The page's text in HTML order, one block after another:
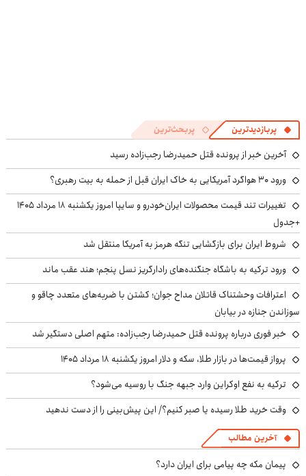
پربازدیدترین پربحث‌ترین
آخرین خبر از پرونده قتل حمیدرضا رجب‌زاده رسید
ورود ۳۰ هواگرد آمریکایی به خاک ایران قبل از حمله به بیت رهبری؟
تغییرات تند قیمت محصولات ایران‌خودرو و سایپا امروز یکشنبه ۱۸ مرداد ۱۴۰۵
+جدول
شروط ایران برای بازگشایی تنگه هرمز به آمریکا منتقل شد
ورود ترکیه به باشگاه جنگنده‌های رادارگریز نسل پنجم؛ هند عقب ماند
اعترافات وحشتناک قاتلان مداح جوان؛ کشتن با ضربه‌های متعدد چاقو و
سوزاندن جنازه در بیابان
خبر فوری درباره پرونده قتل حمیدرضا رجب‌زاده: متهم اصلی دستگیر شد
پرواز قیمت‌ها در بازار طلا، سکه و دلار امروز یکشنبه ۱۸ مرداد ۱۴۰۵
ترکیه به نفع اوکراین وارد جبهه جنگ با روسیه می‌شود؟
وقت خرید طلا رسیده یا صبر کنیم؟/ این پیش‌بینی را از دست ندهید
آخرین مطالب
پیمان مکه چه پیامی برای ایران دارد؟